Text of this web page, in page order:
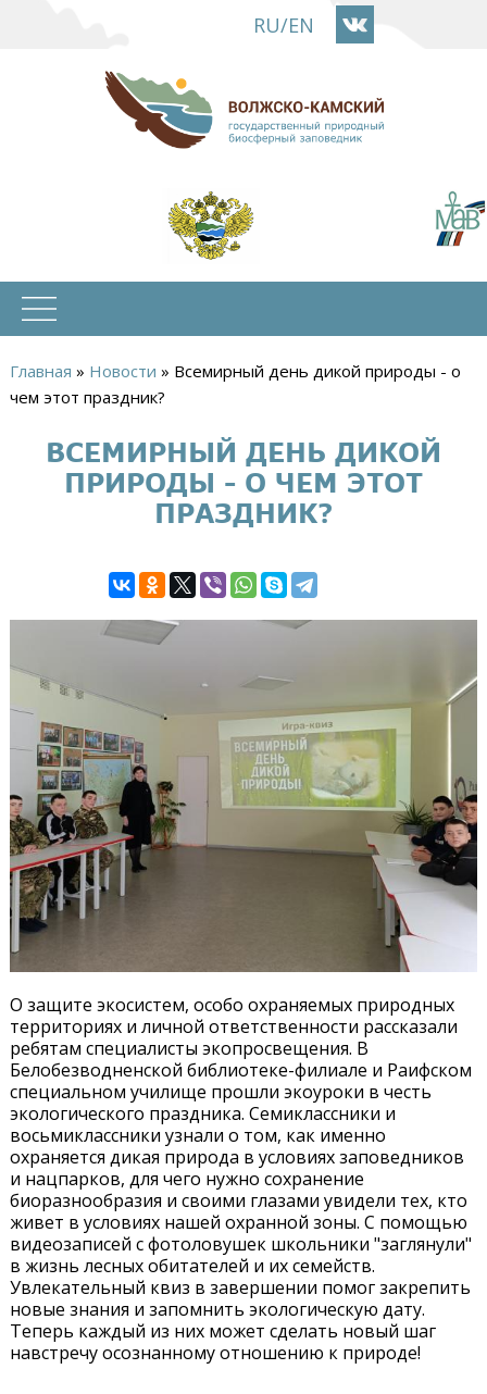
основному
содержанию
RU/EN
Вы
здесь
Главная » Новости » Всемирный день дикой природы - о
чем этот праздник?
ВСЕМИРНЫЙ ДЕНЬ ДИКОЙ
ПРИРОДЫ - О ЧЕМ ЭТОТ
ПРАЗДНИК?
О защите экосистем, особо охраняемых природных
территориях и личной ответственности рассказали
ребятам специалисты экопросвещения. В
Белобезводненской библиотеке-филиале и Раифском
специальном училище прошли экоуроки в честь
экологического праздника. Семиклассники и
восьмиклассники узнали о том, как именно
охраняется дикая природа в условиях заповедников
и нацпарков, для чего нужно сохранение
биоразнообразия и своими глазами увидели тех, кто
живет в условиях нашей охранной зоны. С помощью
видеозаписей с фотоловушек школьники "заглянули"
в жизнь лесных обитателей и их семейств.
Увлекательный квиз в завершении помог закрепить
новые знания и запомнить экологическую дату.
Теперь каждый из них может сделать новый шаг
навстречу осознанному отношению к природе!